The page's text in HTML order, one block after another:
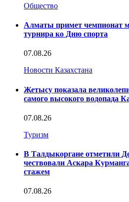
Общество
Алматы примет чемпионат
турнира ко Дню спорта
07.08.26
Новости Казахстана
Жетысу показала
самого высокого водопада
07.08.26
Туризм
В Талдыкоргане отметили
чествовали Аскара
стажем
07.08.26